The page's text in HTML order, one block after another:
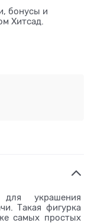
бонусы и
Хитсад.
для украшения
Такая фигурка
самых простых